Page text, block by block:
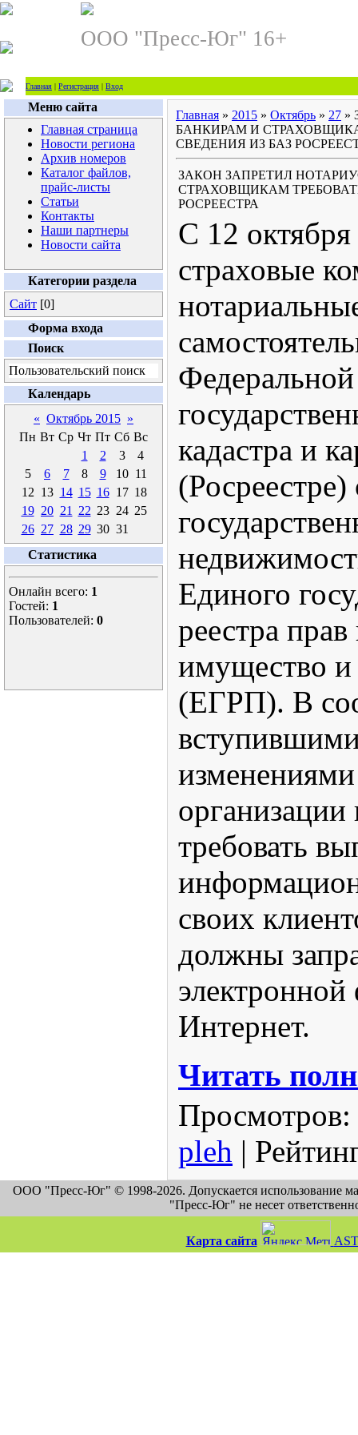
ООО "Пресс-Юг" 16+
Главная | Регистрация | Вход
Меню сайта
Главная страница
Новости региона
Архив номеров
Каталог файлов,
прайс-листы
Статьи
Контакты
Наши партнеры
Новости сайта
Категории раздела
Сайт [0]
Форма входа
Поиск
Пользовательский поиск
Календарь
« Октябрь 2015 »
Пн Вт Ср Чт Пт Сб Вс
1
2 3
4
5
6 7 8 9 10 11
12 13 14 15 16 17 18
19 20 21 22 23 24 25
26 27 28 29 30 31
Статистика
Онлайн всего: 1
Гостей: 1
Пользователей: 0
Главная » 2015 » Октябрь » 27 »
БАНКИРАМ И
СВЕДЕНИЯ ИЗ БАЗ
ЗАКОН ЗАПРЕТИЛ
СТРАХОВЩИКАМ
РОСРЕЕСТРА
С 12
страховые
кадастра и
(Росреестре)
Единого
реестра
имущество и
(ЕГРП). В
изменениями
организации
требовать
своих
должны
Интернет.
Читать
Просмотров
pleh |
ООО "Пресс-Юг" © 1998-2026. Допускается использование
"Пресс-Юг" не несет
Карта сайта